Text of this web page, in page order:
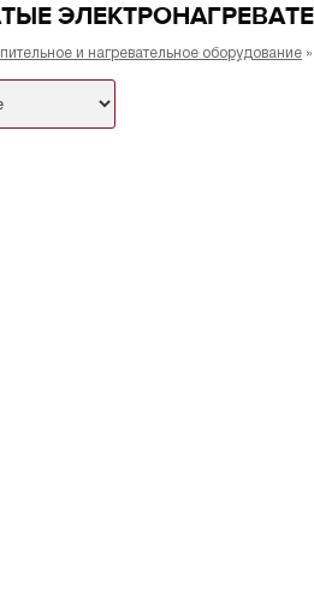
и нагревательное оборудование